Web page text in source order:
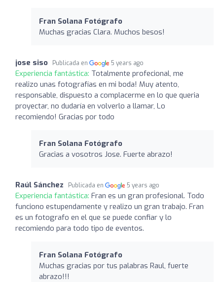
Fran Solana Fotógrafo
Muchas gracias Clara. Muchos besos!
jose siso Publicada en 5 years ago
Experiencia fantástica: Totalmente profecional, me
realizo unas fotografías en mi boda! Muy atento,
responsable, dispuesto a complacerme en lo que queria
proyectar, no dudaría en volverlo a llamar, Lo
recomiendo! Gracias por todo
Fran Solana Fotógrafo
Gracias a vosotros Jose. Fuerte abrazo!
Raúl Sánchez Publicada en 5 years ago
Experiencia fantástica: Fran es un gran profesional. Todo
funciono estupendamente y realizo un gran trabajo. Fran
es un fotografo en el que se puede confiar y lo
recomiendo para todo tipo de eventos.
Fran Solana Fotógrafo
Muchas gracias por tus palabras Raul, fuerte
abrazo!!!